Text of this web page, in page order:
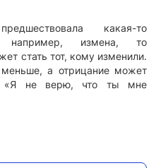
какая-то
например, измена, то
стать тот, кому изменили.
а отрицание может
«Я не верю, что ты мне